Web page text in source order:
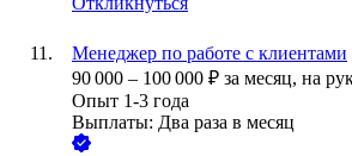
Менеджер по работе с клиентами
90 000 – 100 000 ₽ за месяц, на
Опыт 1-3 года
Выплаты: Два раза в месяц